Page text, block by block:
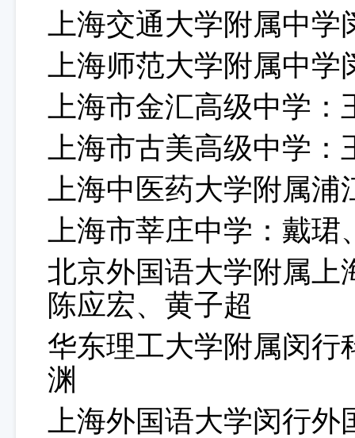
上海交通大学附属中
上海师范大学附属中
上海市金汇高级中学
上海市古美高级中学：
上海中医药大学附属
上海市莘庄中学：戴
北京外国语大学附属上
陈应宏、黄子超
华东理工大学附属闵行
渊
上海外国语大学闵行